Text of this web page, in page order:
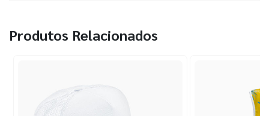
Produtos Relacionados